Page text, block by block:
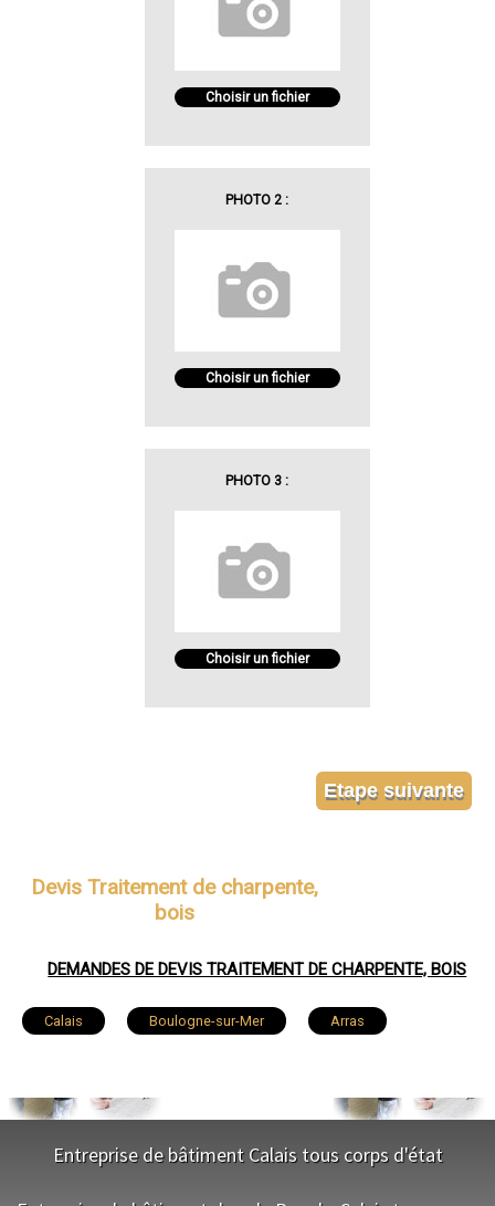
Choisir un fichier
PHOTO 2 :
Choisir un fichier
PHOTO 3 :
Choisir un fichier
Devis Traitement de charpente,
bois
DEMANDES DE DEVIS TRAITEMENT DE CHARPENTE, BOIS
Calais Boulogne-sur-Mer Arras
Hénin-Beaumont Bruay-la-Buissière Avion
Entreprise de bâtiment Calais tous corps d'état